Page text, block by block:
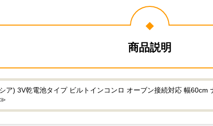
商品説明
ア) 3V乾電池タイプ ビルトインコンロ オーブン接続対応 幅